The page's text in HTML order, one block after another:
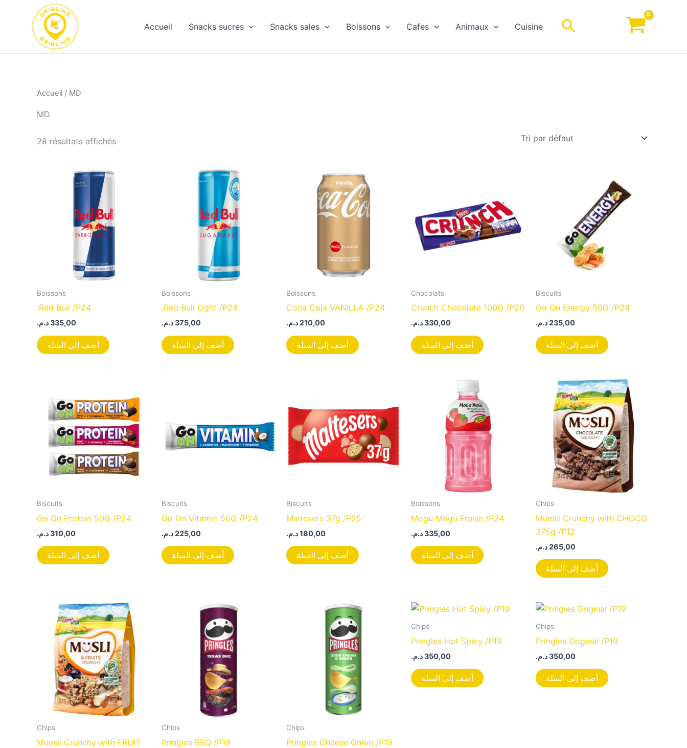
Accueil Snacks sucres Snacks sales Boissons Cafes Animaux Cuisine Rechercher
Accueil / MD
MD
28 résultats affichés
Boissons
.Red Bull /P24
335,00د.م.
أضف إلى السلة
Boissons
.Red Bull Light /P24
375,00د.م.
أضف إلى السلة
Boissons
Coca Cola VANILLA /P24
210,00د.م.
أضف إلى السلة
Chocolats
Crunch Chocolate 100G /P20
330,00د.م.
أضف إلى السلة
Biscuits
Go On Energy 50G /P24
235,00د.م.
أضف إلى السلة
Biscuits
Go On Protein 50G /P24
310,00د.م.
أضف إلى السلة
Biscuits
Go On Vitamin 50G /P24
225,00د.م.
أضف إلى السلة
Biscuits
Maltesers 37g /P25
180,00د.م.
أضف إلى السلة
Boissons
Mogu Mogu Fraise /P24
335,00د.م.
أضف إلى السلة
Chips
Muesli Crunchy with CHOCO
375g /P12
265,00د.م.
أضف إلى السلة
Chips
Muesli Crunchy with FRUIT
Chips
Pringles BBQ /P19
Chips
Pringles Cheese Onion /P19
Chips
Pringles Hot Spicy /P19
350,00د.م.
أضف إلى السلة
Chips
Pringles Original /P19
350,00د.م.
أضف إلى السلة